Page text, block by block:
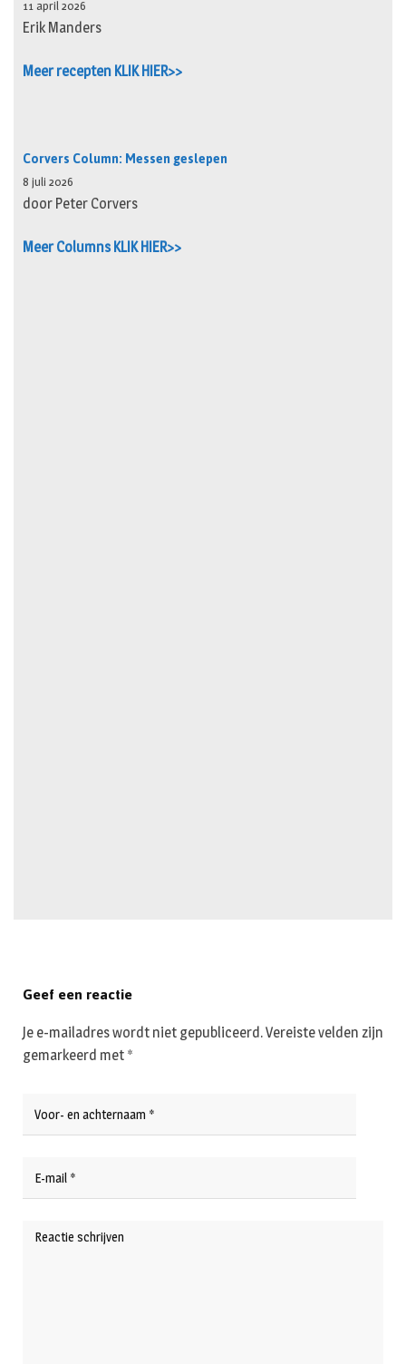
11 april 2026
Erik Manders
Meer recepten KLIK HIER>>
Corvers Column: Messen geslepen
8 juli 2026
door Peter Corvers
Meer Columns KLIK HIER>>
Geef een reactie
Je e-mailadres wordt niet gepubliceerd.Vereiste velden zijn
gemarkeerd met *